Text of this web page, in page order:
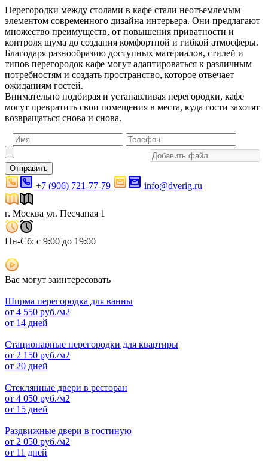
Перегородки между столами в кафе стали неотъемлемым
элементом современного дизайна интерьера. Они предлагают
множество преимуществ, от повышения приватности и
контроля шума до создания комфортной и гибкой атмосферы.
Благодаря разнообразию доступных материалов, стилей и
типов перегородок кафе могут адаптироваться к различным
потребностям и создать пространство, которое отвечает
ожиданиям гостей.
Внимательно подбирая и устанавливая перегородки, кафе
могут превратить свои помещения в места, куда гости захотят
возвращаться снова и снова.
Отправить
+7 (906) 721-77-79 info@dverig.ru
г. Москва ул. Песчаная 1
Пн-Сб: с 9:00 до 19:00
Вас могут заинтересовать
Ширма перегородка для ванны
от 4 550 руб./м2
от 14 дней
Стационарные перегородки для квартиры
от 2 150 руб./м2
от 20 дней
Стеклянные двери в ресторан
от 4 050 руб./м2
от 15 дней
Раздвижные двери в гостиную
от 2 050 руб./м2
от 11 дней